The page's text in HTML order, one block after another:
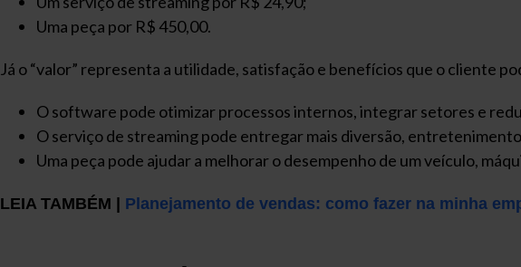
Uma peça por R$ 450,00.
Já o “valor” representa a utilidade, satisfação e benefícios que o cliente
O software pode otimizar processos internos, integrar setores e
O serviço de streaming pode entregar mais diversão,
Uma peça pode ajudar a melhorar o desempenho de um veículo,
LEIA TAMBÉM | Planejamento de vendas: como fazer na minha